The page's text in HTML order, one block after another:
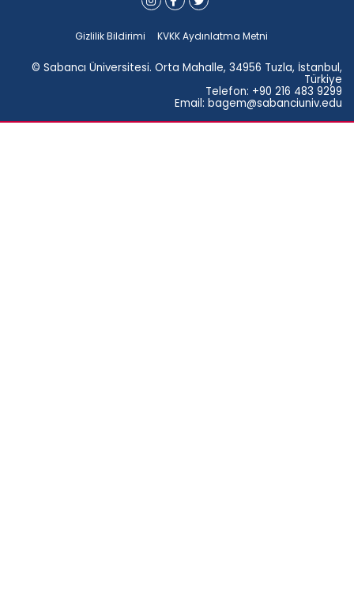
Gizlilik Bildirimi KVKK Aydınlatma Metni
© Sabancı Üniversitesi. Orta Mahalle, 34956 Tuzla, İstanbul,
Türkiye
Telefon: +90 216 483 9299
Email: bagem@sabanciuniv.edu